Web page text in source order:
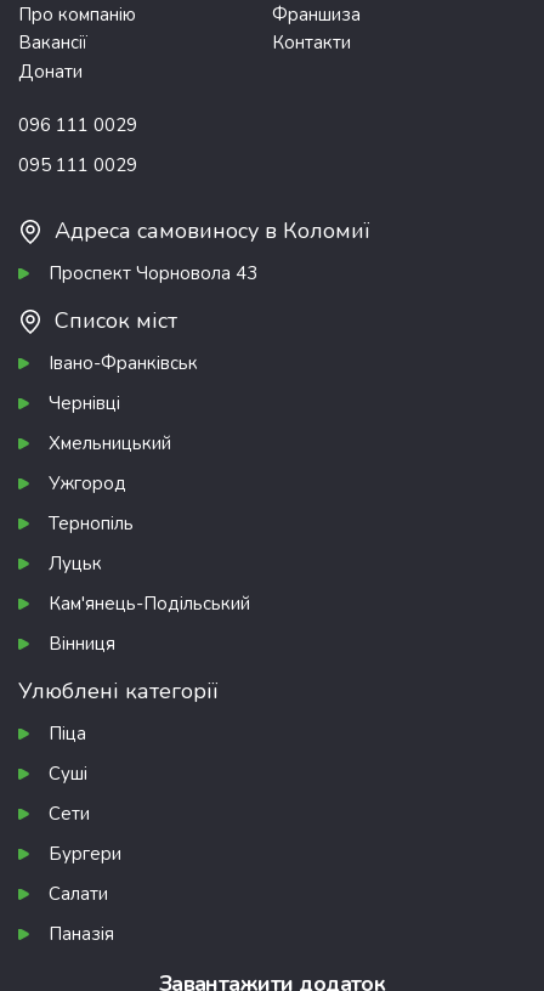
Про компанію
Франшиза
Вакансії
Контакти
Донати
096 111 0029
095 111 0029
Адреса самовиносу в Коломиї
Проспект Чорновола 43
Список міст
Івано-Франківськ
Чернівці
Хмельницький
Ужгород
Тернопіль
Луцьк
Кам'янець-Подільський
Вінниця
Улюблені категорії
Піца
Суші
Сети
Бургери
Салати
Паназія
Завантажити додаток